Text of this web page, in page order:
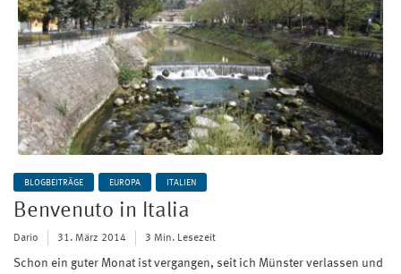
BLOGBEITRÄGE EUROPA ITALIEN
Benvenuto in Italia
Dario 31. März 2014 3 Min. Lesezeit
Schon ein guter Monat ist vergangen, seit ich Münster verlassen und